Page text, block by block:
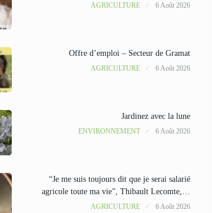
AGRICULTURE 6 Août 2026
Offre d’emploi – Secteur de Gramat
AGRICULTURE 6 Août 2026
Jardinez avec la lune
ENVIRONNEMENT 6 Août 2026
“Je me suis toujours dit que je serai salarié
agricole toute ma vie”, Thibault Lecomte,…
AGRICULTURE 6 Août 2026